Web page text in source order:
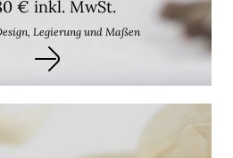
€ inkl. MwSt.
Legierung und Maßen